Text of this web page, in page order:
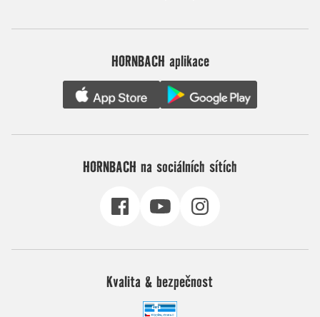
HORNBACH aplikace
HORNBACH na sociálních sítích
Kvalita & bezpečnost